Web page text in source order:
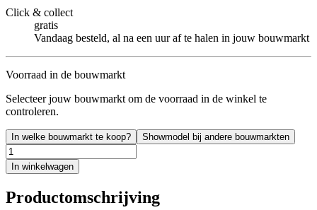
Click & collect
gratis
Vandaag besteld, al na een uur af te halen in jouw bouwmarkt
Voorraad in de bouwmarkt
Selecteer jouw bouwmarkt om de voorraad in de winkel te
controleren.
In welke bouwmarkt te koop? Showmodel bij andere bouwmarkten
In winkelwagen
Productomschrijving